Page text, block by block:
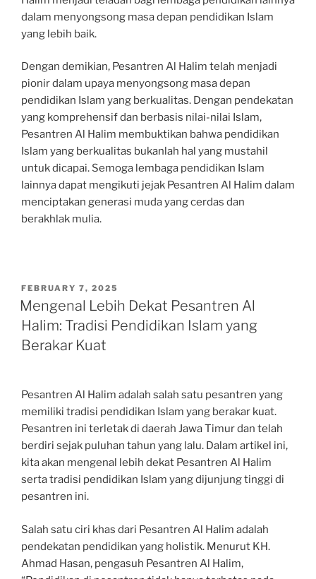
dalam menyongsong masa depan pendidikan Islam
yang lebih baik.
Dengan demikian, Pesantren Al Halim telah menjadi
pionir dalam upaya menyongsong masa depan
pendidikan Islam yang berkualitas. Dengan pendekatan
yang komprehensif dan berbasis nilai-nilai Islam,
Pesantren Al Halim membuktikan bahwa pendidikan
Islam yang berkualitas bukanlah hal yang mustahil
untuk dicapai. Semoga lembaga pendidikan Islam
lainnya dapat mengikuti jejak Pesantren Al Halim dalam
menciptakan generasi muda yang cerdas dan
berakhlak mulia.
POSTED
ON
FEBRUARY 7, 2025
Mengenal Lebih Dekat Pesantren Al
Halim: Tradisi Pendidikan Islam yang
Berakar Kuat
Pesantren Al Halim adalah salah satu pesantren yang
memiliki tradisi pendidikan Islam yang berakar kuat.
Pesantren ini terletak di daerah Jawa Timur dan telah
berdiri sejak puluhan tahun yang lalu. Dalam artikel ini,
kita akan mengenal lebih dekat Pesantren Al Halim
serta tradisi pendidikan Islam yang dijunjung tinggi di
pesantren ini.
Salah satu ciri khas dari Pesantren Al Halim adalah
pendekatan pendidikan yang holistik. Menurut KH.
Ahmad Hasan, pengasuh Pesantren Al Halim,